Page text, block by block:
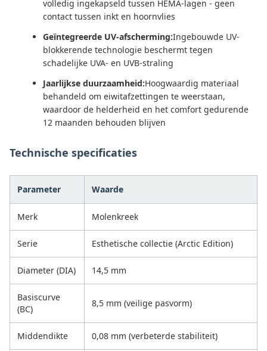
volledig ingekapseld tussen HEMA-lagen - geen
contact tussen inkt en hoornvlies
Geïntegreerde UV-afscherming:Ingebouwde UV-
blokkerende technologie beschermt tegen
schadelijke UVA- en UVB-straling
Jaarlijkse duurzaamheid:Hoogwaardig materiaal
behandeld om eiwitafzettingen te weerstaan,
waardoor de helderheid en het comfort gedurende
12 maanden behouden blijven
Technische specificaties
Parameter Waarde
Merk Molenkreek
Serie Esthetische collectie (Arctic Edition)
Diameter (DIA) 14,5 mm
Basiscurve
(BC)
8,5 mm (veilige pasvorm)
Middendikte 0,08 mm (verbeterde stabiliteit)